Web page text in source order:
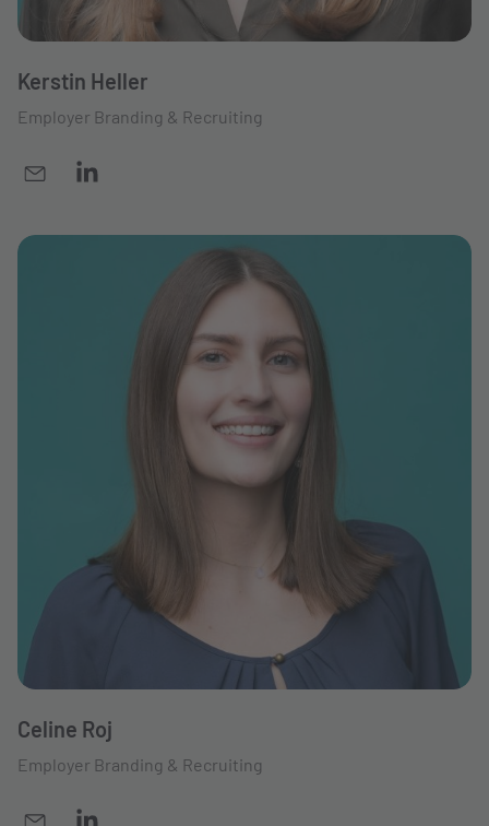
Kerstin Heller
Employer Branding & Recruiting
Celine Roj
Employer Branding & Recruiting